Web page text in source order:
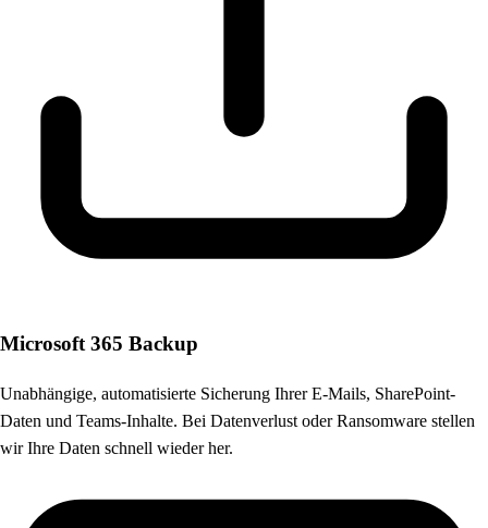
Microsoft 365 Backup
Unabhängige, automatisierte Sicherung Ihrer E-Mails, SharePoint-
Daten und Teams-Inhalte. Bei Datenverlust oder Ransomware stellen
wir Ihre Daten schnell wieder her.